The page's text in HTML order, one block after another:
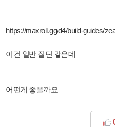
https://maxroll.gg/d4/build-guides/
이건 일반 질딘 같은데
어떤게 좋을까요